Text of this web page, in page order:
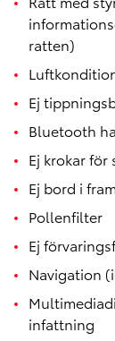
ratten)
Ej
Bluetooth
Ej krokar
Ej bord i
Pollenfilter
Ej
Navigation
infattning